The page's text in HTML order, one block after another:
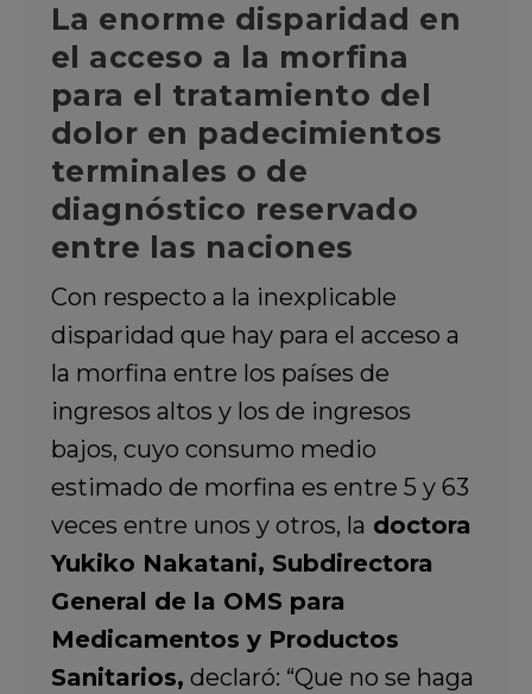
La enorme disparidad en
el acceso a la morfina
para el tratamiento del
dolor en padecimientos
terminales o de
diagnóstico reservado
entre las naciones
Con respecto a la inexplicable
disparidad que hay para el acceso a
la morfina entre los países de
ingresos altos y los de ingresos
bajos, cuyo consumo medio
estimado de morfina es entre 5 y 63
veces entre unos y otros, la doctora
Yukiko Nakatani, Subdirectora
General de la OMS para
Medicamentos y Productos
Sanitarios, declaró: “Que no se haga